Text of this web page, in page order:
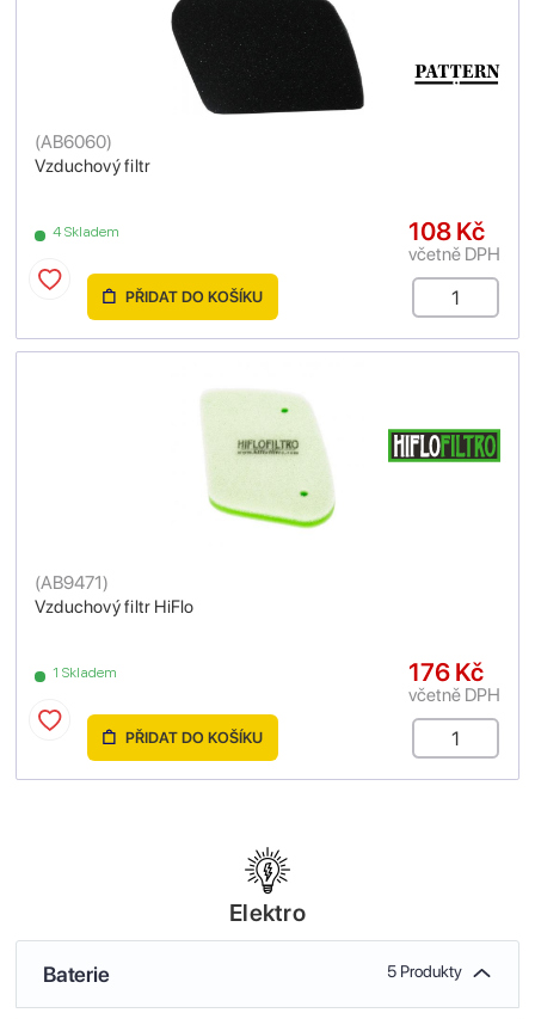
Vzduchový filtr
(AB6060)
4 Skladem 108 Kč
včetně DPH
PŘIDAT DO KOŠÍKU
Vzduchový filtr HiFlo
(AB9471)
1 Skladem 176 Kč
včetně DPH
PŘIDAT DO KOŠÍKU
Elektro
Baterie 5 Produkty